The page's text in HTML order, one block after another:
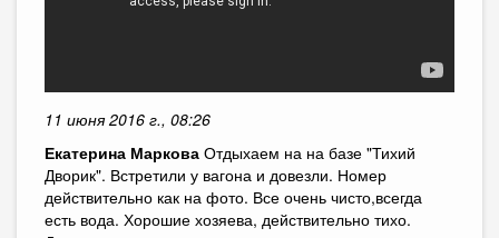
11 июня 2016 г., 08:26
Екатерина Маркова Отдыхаем на на базе "Тихий
Дворик". Встретили у вагона и довезли. Номер
действительно как на фото. Все очень чисто,всегда
есть вода. Хорошие хозяева, действительно тихо.